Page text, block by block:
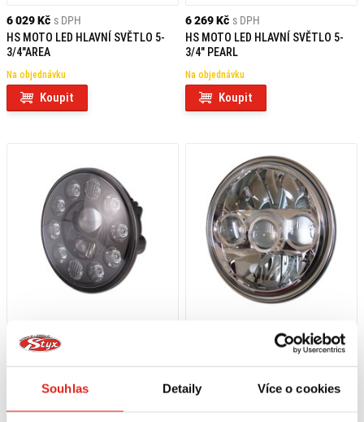
Souhlas Detaily Více o cookies
6 029 Kč s DPH
HS MOTO LED HLAVNÍ SVĚTLO 5-
3/4"AREA
Na objednávku
Koupit
6 269 Kč s DPH
HS MOTO LED HLAVNÍ SVĚTLO 5-
3/4" PEARL
Na objednávku
Koupit
11 089 Kč s DPH
HS MOTO LED PŘEDNÍ SVĚTLO 7" 10 HS MOTO LED PŘEDNÍ SVĚTLO 7"
FARGO